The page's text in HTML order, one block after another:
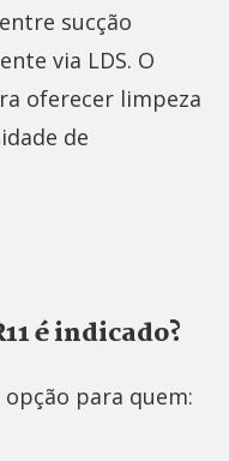
sucção
via LDS. O
oferecer limpeza
de
é indicado?
para quem: